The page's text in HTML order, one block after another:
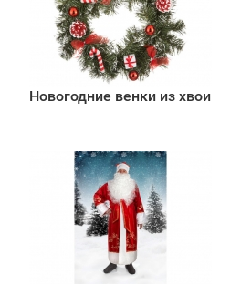
Новогодние венки из хвои